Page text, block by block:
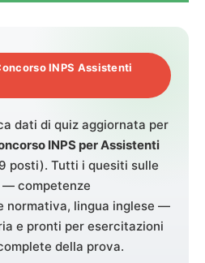
INPS Assistenti
dati di quiz aggiornata per
INPS per Assistenti
posti). Tutti i quesiti sulle
— competenze
normativa, lingua inglese —
e pronti per esercitazioni
della prova.